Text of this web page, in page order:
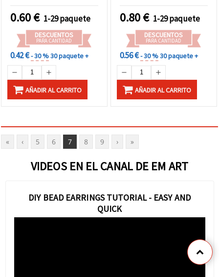
0.60€ 1-29 paquete
DESCUENTOS
PARA CANTIDAD
0.42 €- 30 %30 paquete +
AÑADIR AL CARRITO
0.80€ 1-29 paquete
DESCUENTOS
PARA CANTIDAD
0.56 €- 30 %30 paquete +
AÑADIR AL CARRITO
« ‹ 5 6 7 8 9 › »
VIDEOS EN EL CANAL DE EM ART
DIY BEAD EARRINGS TUTORIAL - EASY AND
QUICK